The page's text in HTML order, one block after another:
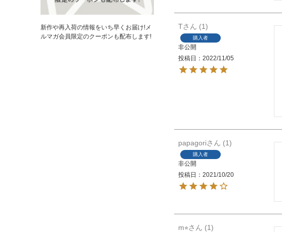
新作や再入荷の情報をいち早くお届け!メ
ルマガ会員限定のクーポンも配布します!
T 1
購入者
非公開
投稿日
2022/11/05
papagori 1
購入者
非公開
投稿日
2021/10/20
m⭐︎ 1